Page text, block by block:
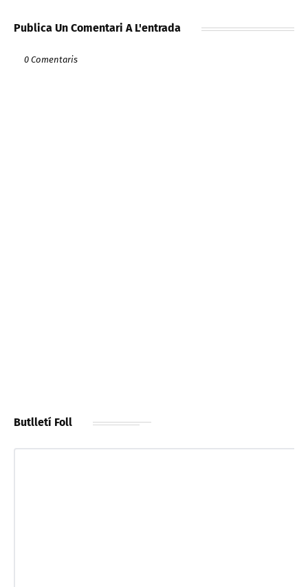
Publica Un Comentari A L'entrada
0 Comentaris
Butlletí Foll